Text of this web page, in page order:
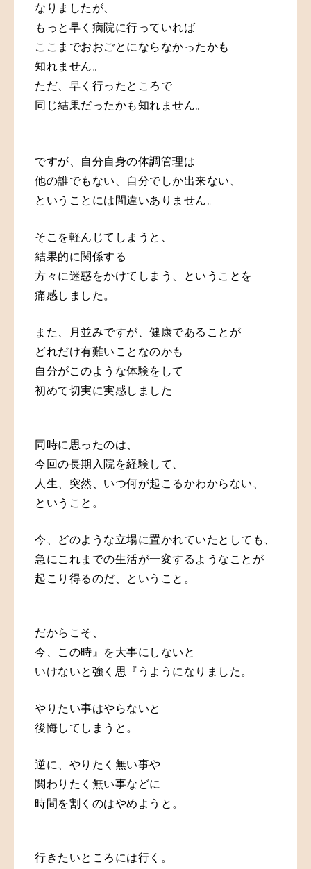
なりましたが、
もっと早く病院に行っていれば
ここまでおおごとにならなかったかも
知れません。
ただ、早く行ったところで
同じ結果だったかも知れません。
ですが、自分自身の体調管理は
他の誰でもない、自分でしか出来ない、
ということには間違いありません。
そこを軽んじてしまうと、
結果的に関係する
方々に迷惑をかけてしまう、ということを
痛感しました。
また、月並みですが、健康であることが
どれだけ有難いことなのかも
自分がこのような体験をして
初めて切実に実感しました
同時に思ったのは、
今回の長期入院を経験して、
人生、突然、いつ何が起こるかわからない、
ということ。
今、どのような立場に置かれていたとしても、
急にこれまでの生活が一変するようなことが
起こり得るのだ、ということ。
だからこそ、
今、この時』を大事にしないと
いけないと強く思 『 うようになりました。
やりたい事はやらないと
後悔してしまうと。
逆に、やりたく無い事や
関わりたく無い事などに
時間を割くのはやめようと。
行きたいところには行く。